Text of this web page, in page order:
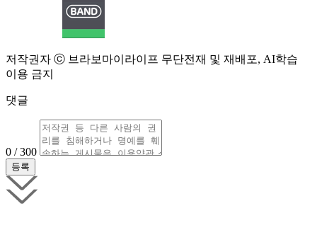
저작권자 ⓒ 브라보마이라이프 무단전재 및 재배포, AI학습
이용 금지
댓글
0 / 300